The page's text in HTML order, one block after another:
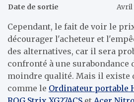
Date de sortie
Avril
Cependant, le fait de voir le
décourager l'acheteur et
des alternatives, car il sera
confronté à une surabondance
moindre qualité. Mais il existe
comme le Ordinateur portable